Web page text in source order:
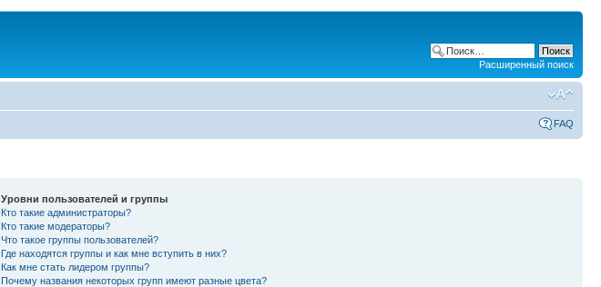
Расширенный поиск
FAQ
Уровни пользователей и группы
Кто такие администраторы?
Кто такие модераторы?
Что такое группы пользователей?
Где находятся группы и как мне вступить в них?
Как мне стать лидером группы?
Почему названия некоторых групп имеют разные цвета?